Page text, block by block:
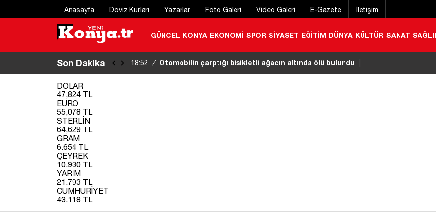
Anasayfa Döviz Kurları Yazarlar Foto Galeri Video Galeri E-Gazete İletişim
GÜNCEL KONYA EKONOMİ SPOR SİYASET EĞİTİM DÜNYA KÜLTÜR-SANAT
Son Dakika 18:51 / Beykoz’da yarın denize girmek yasaklandı |
DOLAR
47,824 TL
EURO
55,078 TL
STERLİN
64,629 TL
GRAM
6.654 TL
ÇEYREK
10.930 TL
YARIM
21.793 TL
CUMHURİYET
43.118 TL